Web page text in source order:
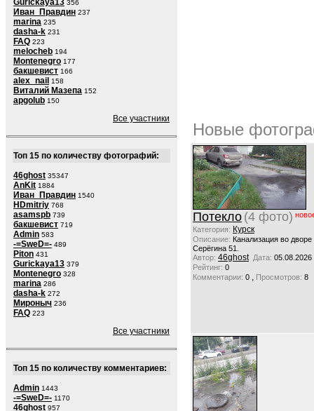
Gurickaya13 356
Иван_Правдин 237
marina 235
dasha-k 231
FAQ 223
melocheb 194
Montenegro 177
бакшевист 166
alex_nail 158
Виталий Мазепа 152
apgolub 150
Все участники
Топ 15 по количеству фотографий:
46ghost 35347
AnKit 1884
Иван_Правдин 1540
HDmitriy 768
asamspb 739
бакшевист 719
Admin 583
-=SweD=- 489
Piton 431
Gurickaya13 379
Montenegro 328
marina 286
dasha-k 272
Мироныч 236
FAQ 223
Все участники
Топ 15 по количеству комментариев:
Admin 1443
-=SweD=- 1170
46ghost 957
Новые
Потекло (4 фото)
Категория: Курск
Описание: Канализация во
Серёгина 51.
Автор: 46ghost Дата: 05.08.2026
Рейтинг: 0
Комментарии: 0 , Просмотров: 8